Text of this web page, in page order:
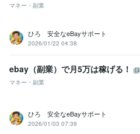
マネー・副業
ひろ 安全なeBayサポート
2026/01/22 04:38
ebay（副業）で月5万は稼げる！
マネー・副業
ひろ 安全なeBayサポート
2026/01/03 07:39